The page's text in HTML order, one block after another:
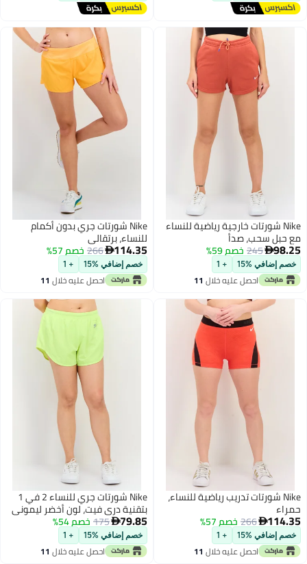
Nike شورتات خارجية رياضية للنساء
سحب، صدأ

245خصم 59%
إضافي %15 + 1
احصل عليه خلال11
اغسطس
Nike شورتات جري بدون أكمام
للنساء، برتقالي
114.35
266خصم 57%
خصم إضافي %15 + 1
احصل عليه خلال11
اغسطس
Nike شورتات تدريب رياضية للنساء،

266خصم 57%
إضافي %15 + 1
احصل عليه خلال11
Nike شورتات جري للنساء 2 في 1
بتقنية دري فيت، لون أخضر ليموني
79.85
175خصم 54%
خصم إضافي %15 + 1
احصل عليه خلال11